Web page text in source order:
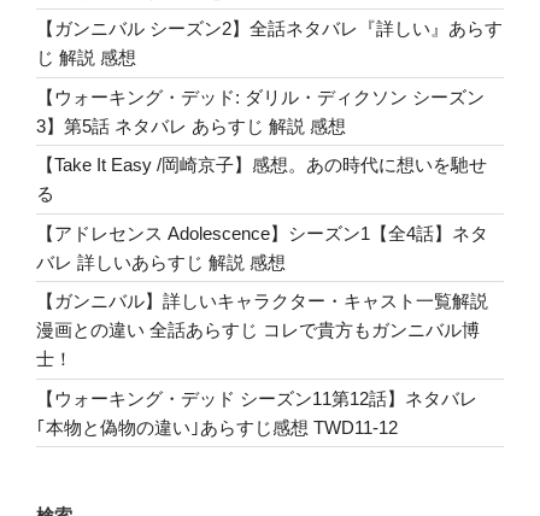
Spector
R.I.P.”
の
【ガンニバル シーズン2】全話ネタバレ『詳しい』あらす
じ 解説 感想
【ウォーキング・デッド: ダリル・ディクソン シーズン
3】第5話 ネタバレ あらすじ 解説 感想
【Take It Easy /岡崎京子】感想。あの時代に想いを馳せ
る
【アドレセンス Adolescence】シーズン1【全4話】ネタ
バレ 詳しいあらすじ 解説 感想
【ガンニバル】詳しいキャラクター・キャスト一覧解説
漫画との違い 全話あらすじ コレで貴方もガンニバル博
士！
【ウォーキング・デッド シーズン11第12話】ネタバレ
｢本物と偽物の違い｣あらすじ感想 TWD11-12